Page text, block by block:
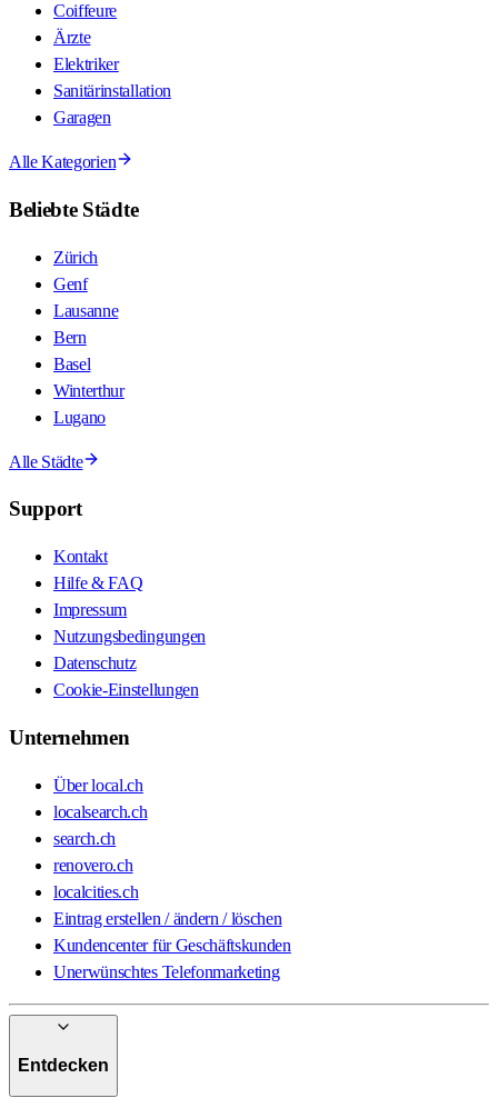
Coiffeure
Ärzte
Elektriker
Sanitärinstallation
Garagen
Alle Kategorien
Beliebte Städte
Zürich
Genf
Lausanne
Bern
Basel
Winterthur
Lugano
Alle Städte
Support
Kontakt
Hilfe & FAQ
Impressum
Nutzungsbedingungen
Datenschutz
Cookie-Einstellungen
Unternehmen
Über local.ch
localsearch.ch
search.ch
renovero.ch
localcities.ch
Eintrag erstellen / ändern / löschen
Kundencenter für Geschäftskunden
Unerwünschtes Telefonmarketing
Entdecken